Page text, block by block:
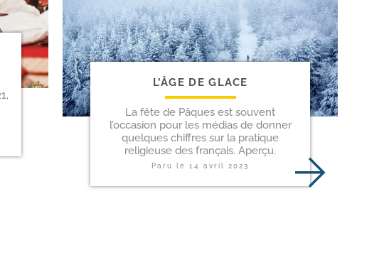
L’ÂGE DE GLACE
La fête de Pâques est souvent
l’occasion pour les médias de donner
quelques chiffres sur la pratique
religieuse des français. Aperçu.
Paru le14 avril 2023